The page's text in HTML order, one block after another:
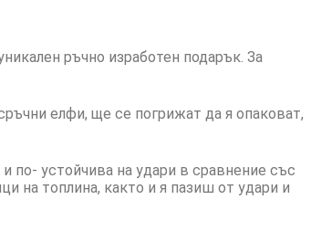
ръчно изработен подарък. За
елфи, ще се погрижат да я опаковат,
по- устойчива на удари в сравнение със
на топлина, както и я пазиш от удари и